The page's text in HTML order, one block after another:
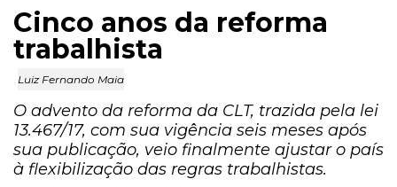
Cinco anos da reforma
trabalhista
Luiz Fernando Maia
O advento da reforma da CLT, trazida pela lei
13.467/17, com sua vigência seis meses após
sua publicação, veio finalmente ajustar o país
à flexibilização das regras trabalhistas.